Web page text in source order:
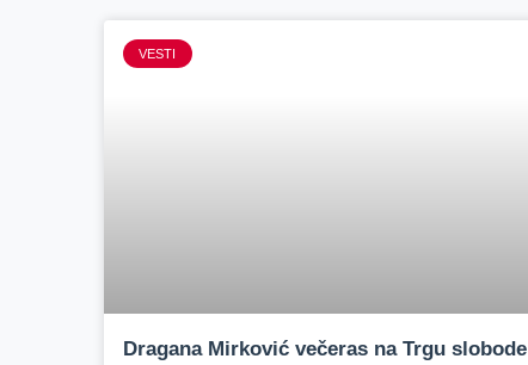
VESTI
Dragana Mirković večeras na Trgu slobode